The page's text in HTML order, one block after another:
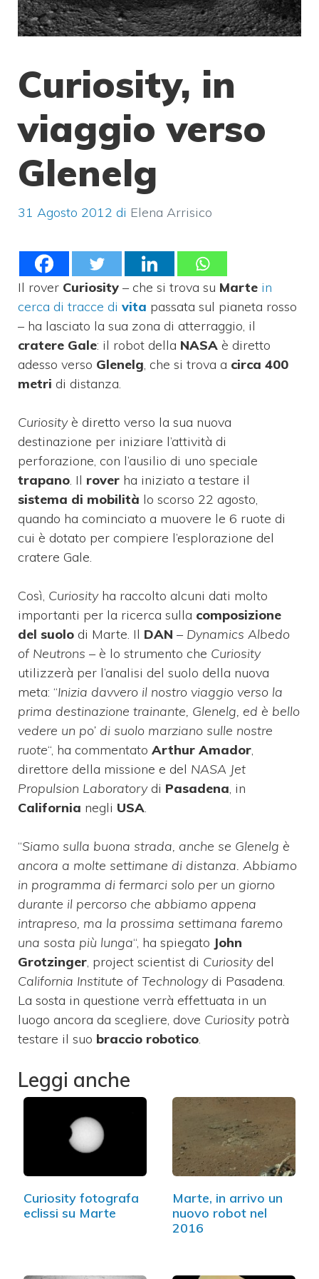
Curiosity, in
viaggio verso
Glenelg
31 Agosto 2012 di Elena Arrisico
Il rover Curiosity – che si trova su Marte in
cerca di tracce di vita passata sul pianeta rosso
– ha lasciato la sua zona di atterraggio, il
cratere Gale: il robot della NASA è diretto
adesso verso Glenelg, che si trova a circa 400
metri di distanza.
Curiosityè diretto verso la sua nuova
destinazione per iniziare l’attività di
perforazione, con l’ausilio di uno speciale
trapano. Il rover ha iniziato a testare il
sistema di mobilità lo scorso 22 agosto,
quando ha cominciato a muovere le 6 ruote di
cui è dotato per compiere l’esplorazione del
cratere Gale.
Così, Curiosityha raccolto alcuni dati molto
importanti per la ricerca sulla composizione
del suolo di Marte. Il DAN – Dynamics Albedo
of Neutrons – è lo strumento che Curiosity
utilizzerà per l’analisi del suolo della nuova
meta: “Inizia davvero il nostro viaggio verso la
prima destinazione trainante, Glenelg, ed è bello
vedere un po’ di suolo marziano sulle nostre
ruote“, ha commentato Arthur Amador,
direttore della missione e del NASA Jet
Propulsion Laboratorydi Pasadena, in
California negli USA.
“Siamo sulla buona strada, anche se Glenelg è
ancora a molte settimane di distanza. Abbiamo
in programma di fermarci solo per un giorno
durante il percorso che abbiamo appena
intrapreso, ma la prossima settimana faremo
una sosta più lunga“, ha spiegato John
Grotzinger, project scientist di Curiositydel
California Institute of Technologydi Pasadena.
La sosta in questione verrà effettuata in un
luogo ancora da scegliere, dove Curiositypotrà
testare il suo braccio robotico.
Leggi anche
Curiosity fotografa
eclissi su Marte
Marte, in arrivo un
nuovo robot nel
2016